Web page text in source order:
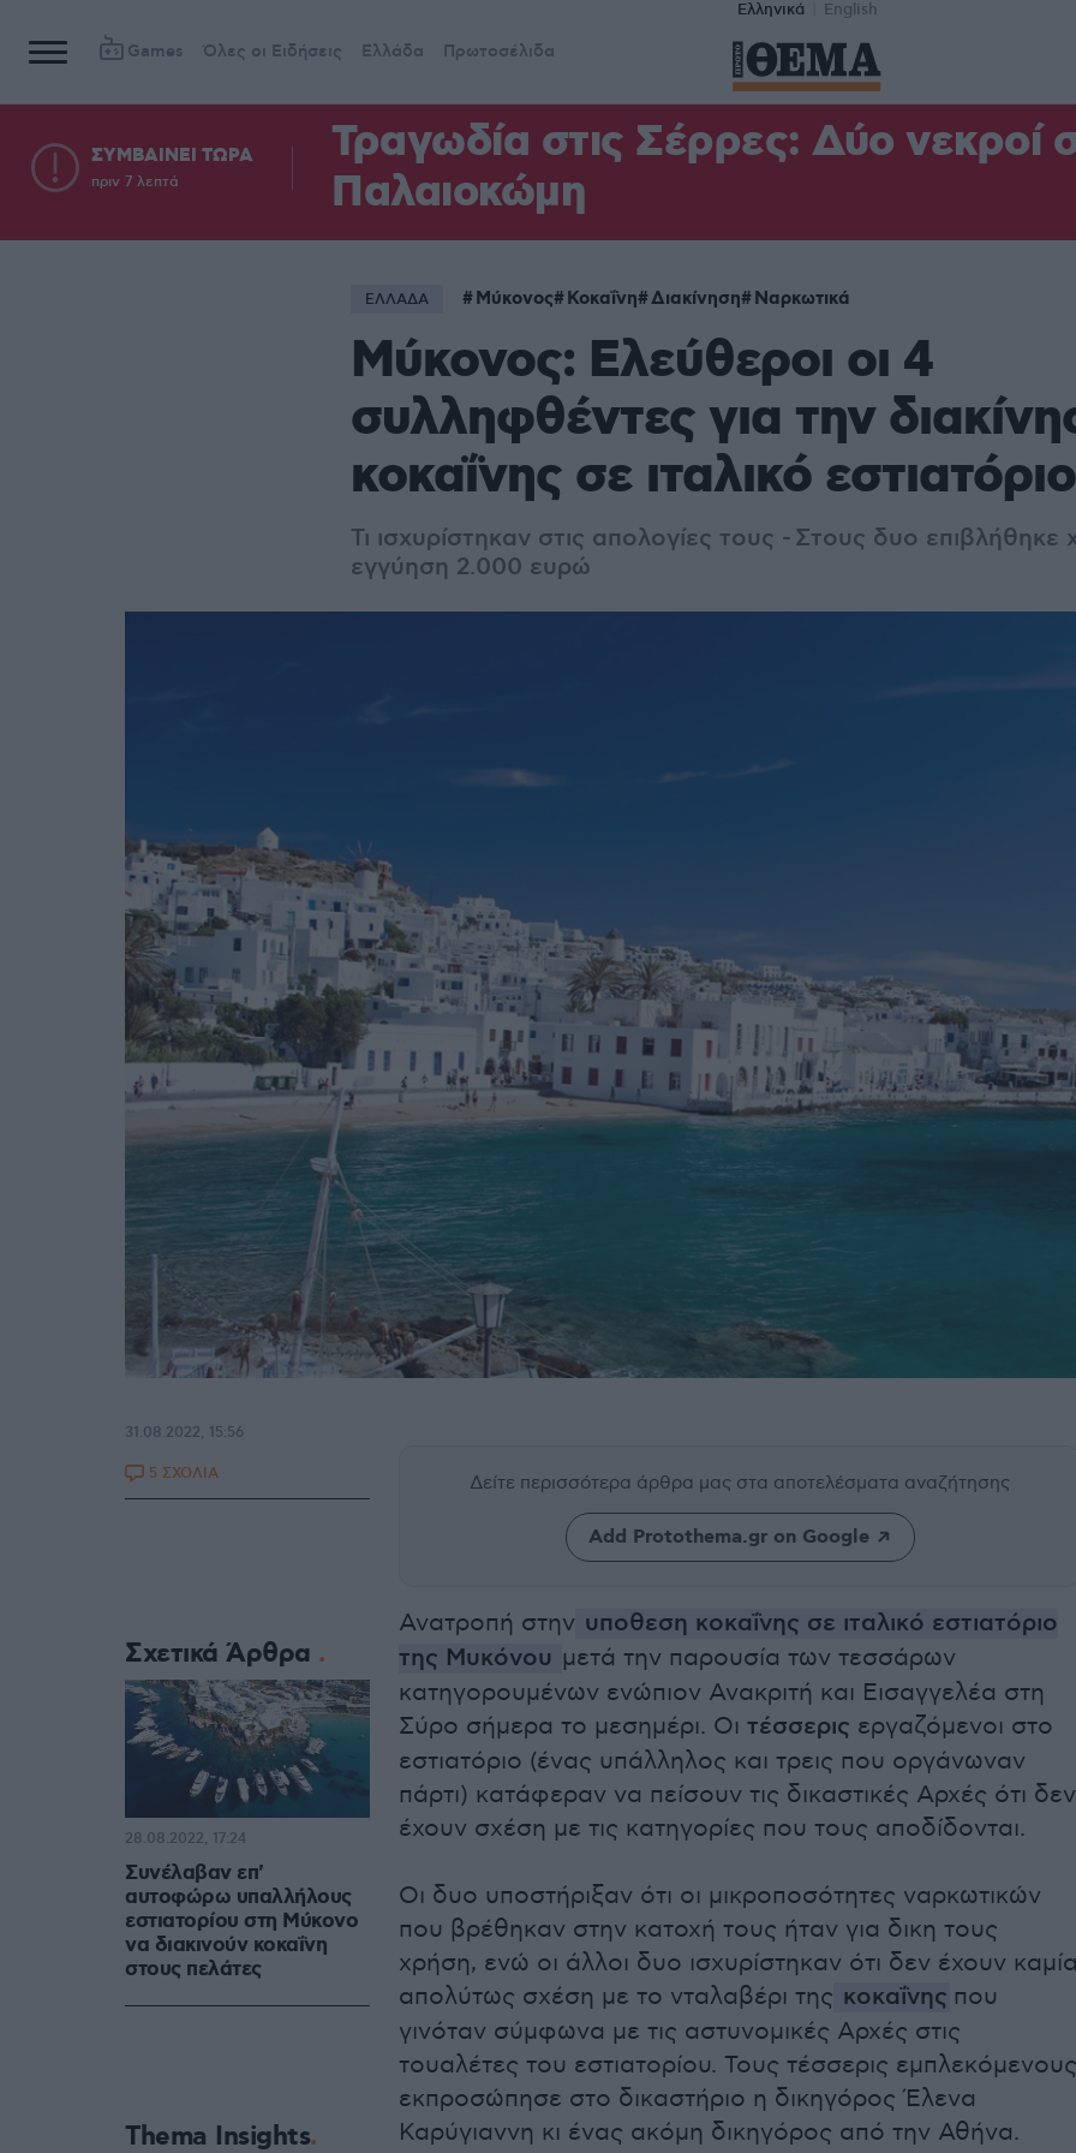
Ελληνικά English
Games Όλες οι Ειδήσεις Ελλάδα Πρωτοσέλιδα
ΣΥΜΒΑΙΝΕΙ ΤΩΡΑ
πριν 7 λεπτά
Τραγωδία στις Σέρρες: Δύο νεκροί
Παλαιοκώμη
ΕΛΛΑΔΑ Μύκονος Κοκαΐνη Διακίνηση Ναρκωτικά
Μύκονος: Ελεύθεροι οι 4
συλληφθέντες για την
κοκαΐνης σε ιταλικό εστιατόριο
Τι ισχυρίστηκαν στις απολογίες τους - Στους δυο επιβλήθηκε
εγγύηση 2.000 ευρώ
Δείτε περισσότερα άρθρα μας στα αποτελέσματα αναζήτησης
Add Protothema.gr on Google
Ανατροπή στην υποθεση κοκαΐνης σε ιταλικό εστιατόριο
της Μυκόνου μετά την παρουσία των τεσσάρων
κατηγορουμένων ενώπιον Ανακριτή και Εισαγγελέα στη
Σύρο σήμερα το μεσημέρι. Οι τέσσερις εργαζόμενοι στο
εστιατόριο (ένας υπάλληλος και τρεις που οργάνωναν
πάρτι) κατάφεραν να πείσουν τις δικαστικές Αρχές ότι δεν
έχουν σχέση με τις κατηγορίες που τους αποδίδονται.
Οι δυο υποστήριξαν ότι οι μικροποσότητες ναρκωτικών
που βρέθηκαν στην κατοχή τους ήταν για δικη τους
χρήση, ενώ οι άλλοι δυο ισχυρίστηκαν ότι δεν έχουν
απολύτως σχέση με το νταλαβέρι της κοκαΐνης που
γινόταν σύμφωνα με τις αστυνομικές Αρχές στις
τουαλέτες του εστιατορίου. Τους τέσσερις εμπλεκόμενους
εκπροσώπησε στο δικαστήριο η δικηγόρος Έλενα
Καρύγιαννη κι ένας ακόμη δικηγόρος από την Αθήνα.
31.08.2022, 15:56
5 ΣΧΟΛΙΑ
Σχετικά Άρθρα
Συνέλαβαν επ'
αυτοφώρω υπαλλήλους
εστιατορίου στη Μύκονο
να διακινούν κοκαΐνη
στους πελάτες
28.08.2022, 17:24
Thema Insights